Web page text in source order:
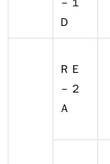
－１
Ｄ
ＲＥ
－２
Ａ